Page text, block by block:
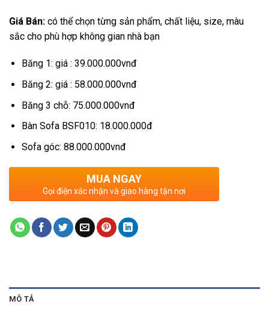
Giá Bán: có thể chọn từng sản phẩm, chất liệu, size, màu
sắc cho phù hợp không gian nhà bạn
Băng 1: giá : 39.000.000vnđ
Băng 2: giá : 58.000.000vnđ
Băng 3 chỗ: 75.000.000vnđ
Bàn Sofa BSF010: 18.000.000đ
Sofa góc: 88.000.000vnđ
MUA NGAY
Gọi điện xác nhận và giao hàng tận nơi
MÔ TẢ